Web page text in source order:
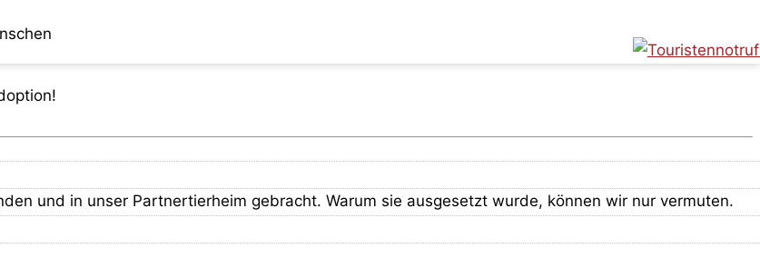
und in unser Partnertierheim gebracht. Warum sie ausgesetzt wurde, können wir nur vermuten.